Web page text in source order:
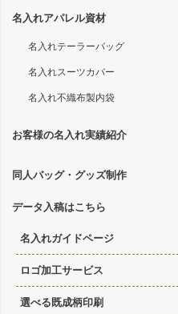
名入れアパレル資材
名入れテーラーバッグ
名入れスーツカバー
名入れ不織布製内袋
お客様の名入れ実績紹介
同人バッグ・グッズ制作
データ入稿はこちら
名入れガイドページ
ロゴ加工サービス
選べる既成柄印刷